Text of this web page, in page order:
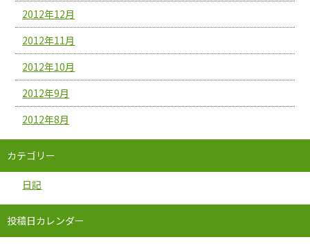
2012年12月
2012年11月
2012年10月
2012年9月
2012年8月
カテゴリー
日記
投稿日カレンダー